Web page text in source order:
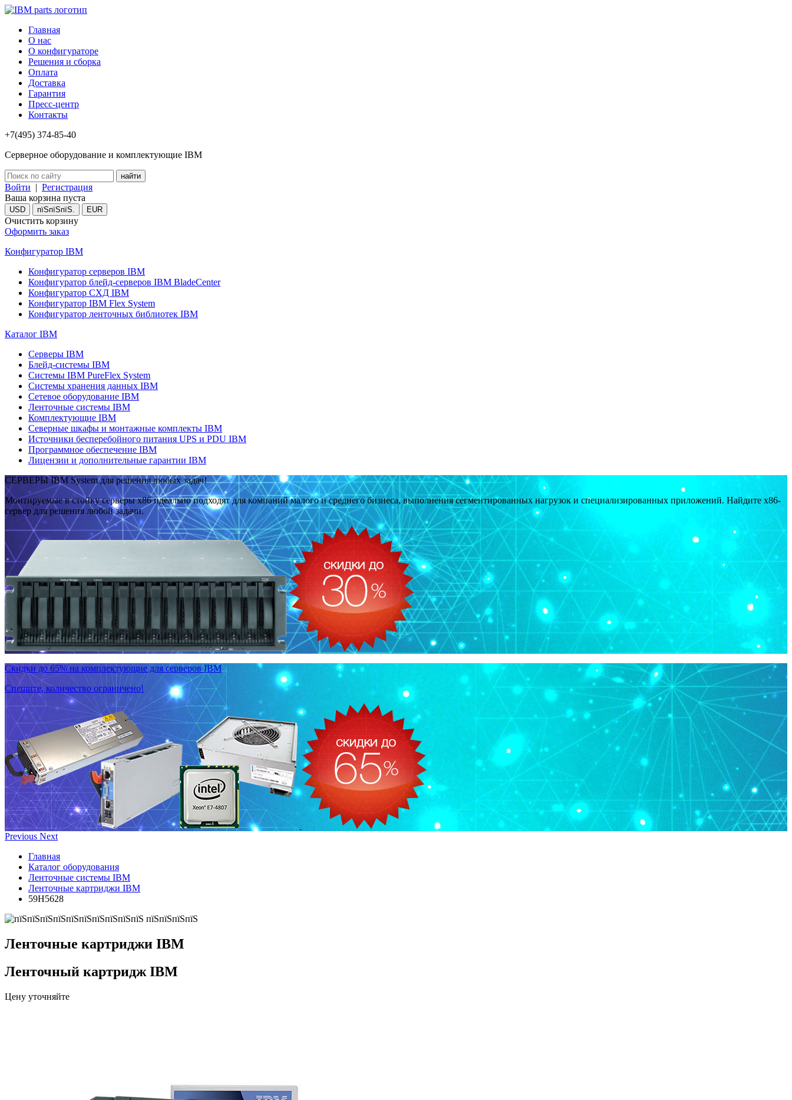
Главная
О нас
О конфигураторе
Решения и сборка
Оплата
Доставка
Гарантия
Пресс-центр
Контакты
+7(495) 374-85-40
Серверное оборудование и комплектующие IBM
Войти | Регистрация
Ваша корзина пуста
USD пїЅпїЅпїЅ. EUR
Очистить корзину
Оформить заказ
Конфигуратор IBM
Конфигуратор серверов IBM
Конфигуратор блейд-серверов IBM BladeCenter
Конфигуратор СХД IBM
Конфигуратор IBM Flex System
Конфигуратор ленточных библиотек IBM
Каталог IBM
Серверы IBM
Блейд-системы IBM
Системы IBM PureFlex System
Системы хранения данных IBM
Сетевое оборудование IBM
Ленточные системы IBM
Комплектующие IBM
Северные шкафы и монтажные комплекты IBM
Источники бесперебойного питания UPS и PDU IBM
Программное обеспечение IBM
Лицензии и дополнительные гарантии IBM
СЕРВЕРЫ IBM System для решения любых задач!
Монтируемые в стойку серверы x86 идеально подходят для компаний малого и среднего бизнеса, выполнения сегментированных нагрузок и специализированных приложений. Найдите x86-
сервер для решения любой задачи.
Скидки до 65% на комплектующие для серверов IBM
Спешите, количество ограничено!
Previous Next
Главная
Каталог оборудования
Ленточные системы IBM
Ленточные картриджи IBM
59H5628
Ленточные картриджи IBM
Ленточный картридж IBM
Цену уточняйте